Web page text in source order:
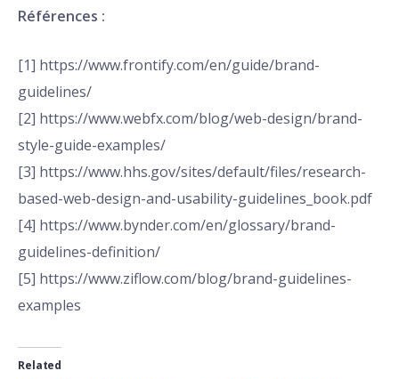
Références :
[1] https://www.frontify.com/en/guide/brand-
guidelines/
[2] https://www.webfx.com/blog/web-design/brand-
style-guide-examples/
[3] https://www.hhs.gov/sites/default/files/research-
based-web-design-and-usability-guidelines_book.pdf
[4] https://www.bynder.com/en/glossary/brand-
guidelines-definition/
[5] https://www.ziflow.com/blog/brand-guidelines-
examples
Related